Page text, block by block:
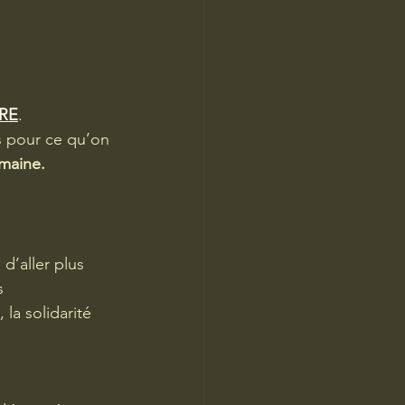
.
ce qu’on
plus
la solidarité